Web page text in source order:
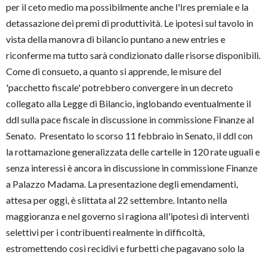
per il ceto medio ma possibilmente anche l'Ires premiale e la
detassazione dei premi di produttività. Le ipotesi sul tavolo in
vista della manovra di bilancio puntano a new entries e
riconferme ma tutto sarà condizionato dalle risorse disponibili.
Come di consueto, a quanto si apprende, le misure del
'pacchetto fiscale' potrebbero convergere in un decreto
collegato alla Legge di Bilancio, inglobando eventualmente il
ddl sulla pace fiscale in discussione in commissione Finanze al
Senato. Presentato lo scorso 11 febbraio in Senato, il ddl con
la rottamazione generalizzata delle cartelle in 120 rate uguali e
senza interessi è ancora in discussione in commissione Finanze
a Palazzo Madama. La presentazione degli emendamenti,
attesa per oggi, è slittata al 22 settembre. Intanto nella
maggioranza e nel governo si ragiona all'ipotesi di interventi
selettivi per i contribuenti realmente in difficoltà,
estromettendo cosi recidivi e furbetti che pagavano solo la